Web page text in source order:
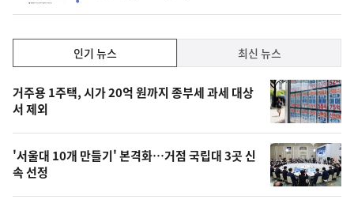
락
기,
최
신,
오
늘
의
인기 뉴스 최신 뉴스
기
뉴
스
거주용 1주택, 시가 20억 원까지 종부세 과세 대상
서 제외
'서울대 10개 만들기' 본격화…거점 국립대 3곳 신
속 선정